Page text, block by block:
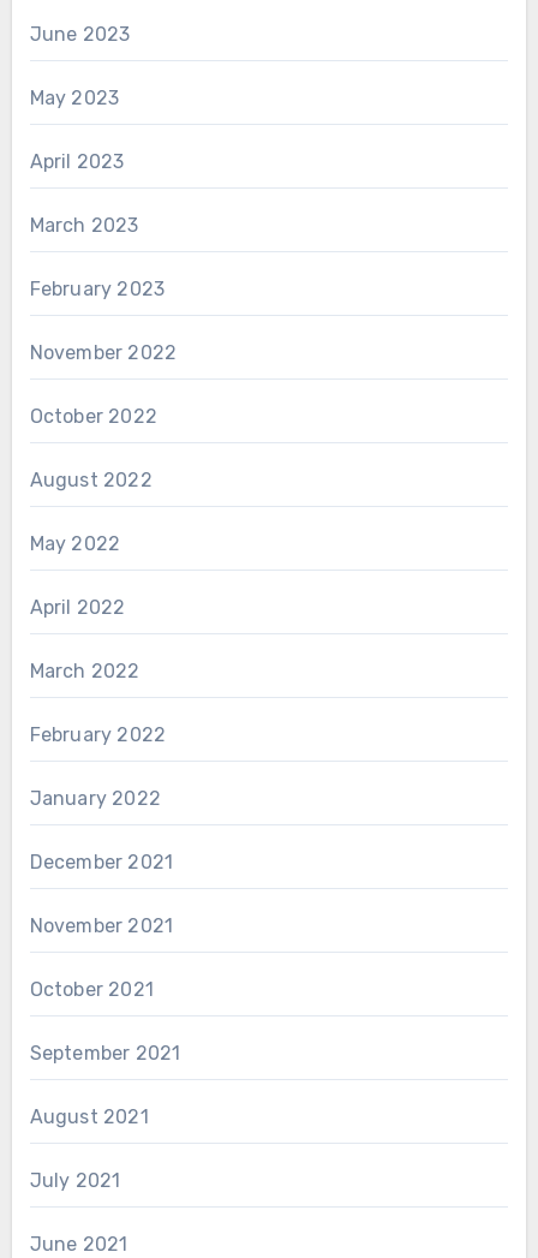
June 2023
May 2023
April 2023
March 2023
February 2023
November 2022
October 2022
August 2022
May 2022
April 2022
March 2022
February 2022
January 2022
December 2021
November 2021
October 2021
September 2021
August 2021
July 2021
June 2021